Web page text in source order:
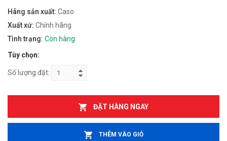
Hãng sản xuất: Caso
Xuất xứ: Chính hãng
Tình trạng: Còn hàng
Tùy chọn:
Số lượng đặt:
ĐẶT HÀNG NGAY
THÊM VÀO GIỎ